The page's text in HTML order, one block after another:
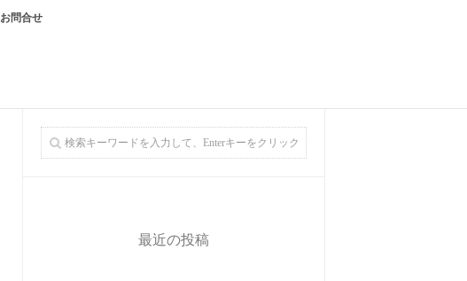
お問合せ
最近の投稿